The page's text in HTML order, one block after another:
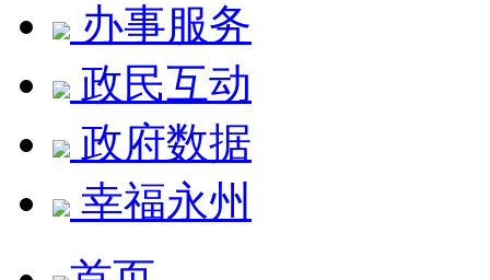
办事服务
政民互动
政府数据
幸福永州